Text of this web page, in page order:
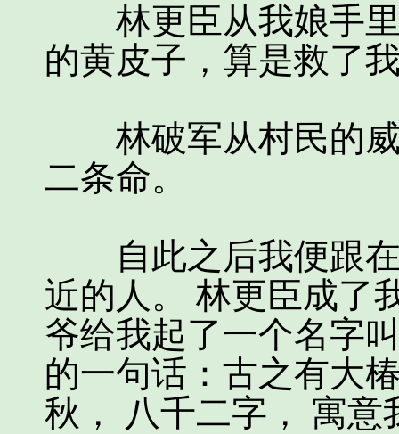
林更臣从我娘手里
的黄皮子，算是救了
林破军从村民的威
二条命。
自此之后我便跟在
近的人。 林更臣成了
爷给我起了一个名字
的一句话：古之有大
秋， 八千二字， 寓意